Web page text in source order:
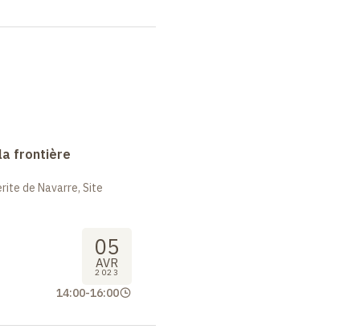
frontière
de Navarre, Site
05
AVR
2023
14:00-16:00